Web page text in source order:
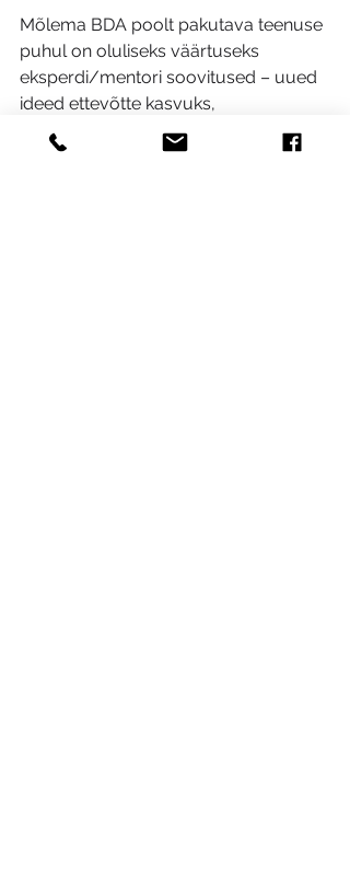
Mõlema BDA poolt pakutava teenuse
puhul on oluliseks väärtuseks
eksperdi/mentori soovitused – uued
ideed ettevõtte kasvuks,
tooteinnovatsiooniks,
ekspordivõimekuse kasvuks!